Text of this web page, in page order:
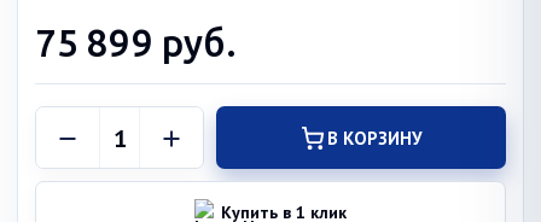
75 899 руб.
В КОРЗИНУ
Купить в 1 клик